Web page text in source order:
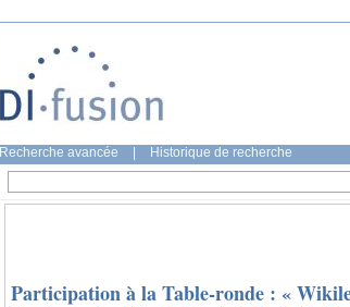
Recherche avancée Historique de recherche
Participation à la Table-ronde : «